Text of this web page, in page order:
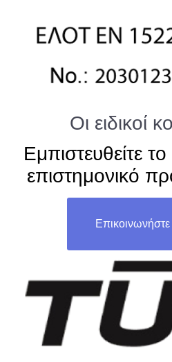
Οι ειδικοί
Εμπιστευθείτε το
επιστημονικό
Επικοινωνήστε